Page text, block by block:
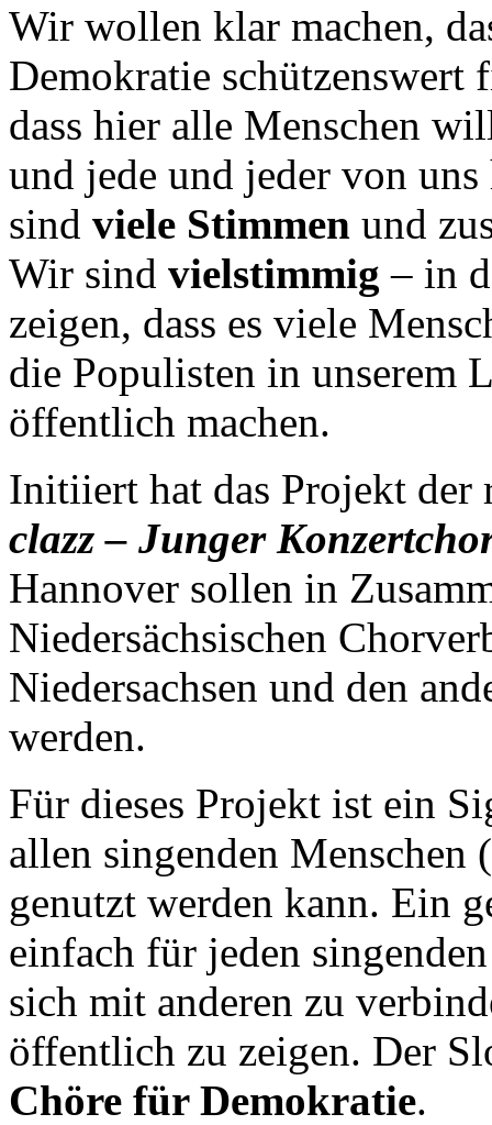
Wir wollen klar machen,
Demokratie
dass hier alle Menschen
und jede und jeder von
sind viele Stimmen und
Wir sind vielstimmig – in
zeigen, dass es viele
die Populisten in unserem
öffentlich machen.
Initiiert hat das Projekt
clazz – Junger
Hannover sollen in
Niedersächsischen
Niedersachsen und den
werden.
Für dieses Projekt ist ein
allen singenden Menschen
genutzt werden kann. Ein
einfach für jeden
sich mit anderen zu
öffentlich zu zeigen. Der
Chöre für Demokratie.